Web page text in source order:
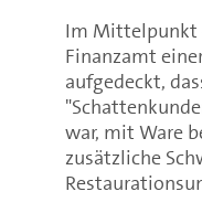
Im Mittelpunkt
Finanzamt
aufgedeckt,
war, mit Ware
zusätzliche